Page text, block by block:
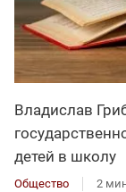
Владислав
детей в школу
Общество 2